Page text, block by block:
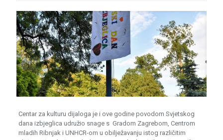
Centar za kulturu dijaloga je i ove godine povodom Svjetskog
dana izbjeglica udružio snage s Gradom Zagrebom, Centrom
mladih Ribnjak i UNHCR-om u obilježavanju istog različitim